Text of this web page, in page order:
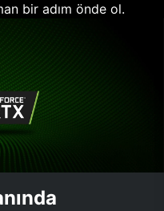
bir adım önde ol.